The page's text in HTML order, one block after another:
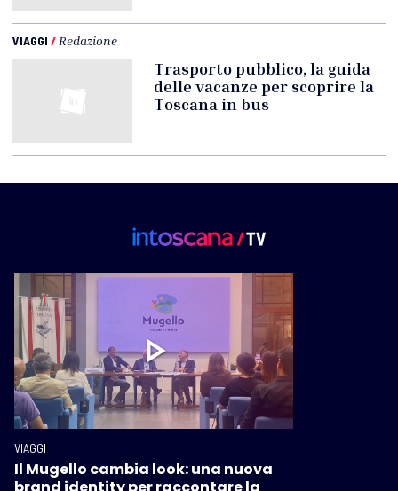
VIAGGI / Redazione
Trasporto pubblico, la guida
delle vacanze per scoprire la
Toscana in bus
VIAGGI
Il Mugello cambia look: una nuova